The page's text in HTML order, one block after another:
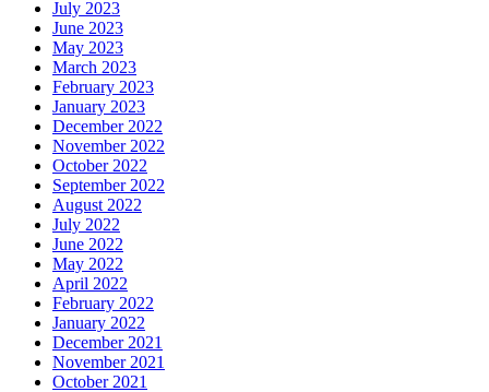
July 2023
June 2023
May 2023
March 2023
February 2023
January 2023
December 2022
November 2022
October 2022
September 2022
August 2022
July 2022
June 2022
May 2022
April 2022
February 2022
January 2022
December 2021
November 2021
October 2021